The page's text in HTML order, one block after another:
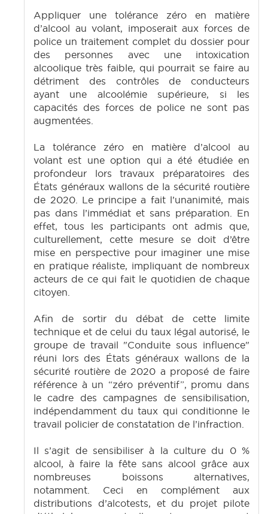
Appliquer une tolérance zéro en matière
d’alcool au volant, imposerait aux forces de
police un traitement complet du dossier pour
des personnes avec une intoxication
alcoolique très faible, qui pourrait se faire au
détriment des contrôles de conducteurs
ayant une alcoolémie supérieure, si les
capacités des forces de police ne sont pas
augmentées.
La tolérance zéro en matière d’alcool au
volant est une option qui a été étudiée en
profondeur lors travaux préparatoires des
États généraux wallons de la sécurité routière
de 2020. Le principe a fait l’unanimité, mais
pas dans l’immédiat et sans préparation. En
effet, tous les participants ont admis que,
culturellement, cette mesure se doit d’être
mise en perspective pour imaginer une mise
en pratique réaliste, impliquant de nombreux
acteurs de ce qui fait le quotidien de chaque
citoyen.
Afin de sortir du débat de cette limite
technique et de celui du taux légal autorisé, le
groupe de travail "Conduite sous influence"
réuni lors des États généraux wallons de la
sécurité routière de 2020 a proposé de faire
référence à un “zéro préventif”, promu dans
le cadre des campagnes de sensibilisation,
indépendamment du taux qui conditionne le
travail policier de constatation de l’infraction.
Il s’agit de sensibiliser à la culture du 0 %
alcool, à faire la fête sans alcool grâce aux
nombreuses boissons alternatives,
notamment. Ceci en complément aux
distributions d’alcotests, et du projet pilote